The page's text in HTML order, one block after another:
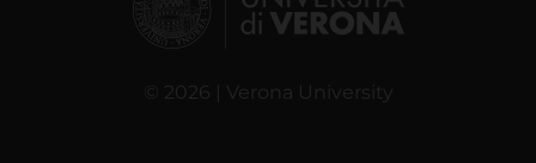
© 2026 | Verona University